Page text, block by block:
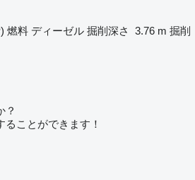
燃料 ディーゼル 掘削深さ 3.76 m 掘削
？
ことができます！